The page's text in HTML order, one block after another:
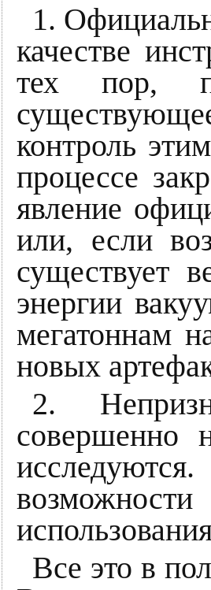
1.
качестве
тех пор,
контроль
процессе
явление
или, если
существует
энергии
мегатоннам
новых
2.
совершенно
Все это в